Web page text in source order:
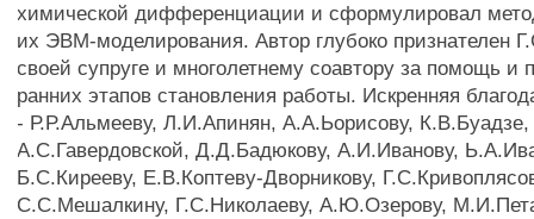
химической дифференциации и сформулировал
их ЭВМ-моделирования. Автор глубоко признателен
своей супруге и многолетнему соавтору за помощь и
ранних этапов становления работы. Искренняя
- Р.Р.Альмееву, Л.И.Апинян, А.А.Ьорисову,
А.С.Гавердовской, Д.Д.Бадюкову, А.И.Иванову,
Б.С.Кирееву, Е.В.Коптеву-Дворникову,
С.С.Мешалкину, Г.С.Николаеву, А.Ю.Озерову,